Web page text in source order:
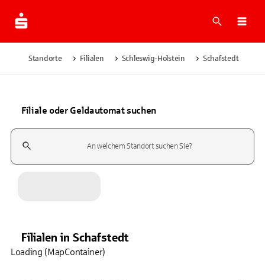
Suche
Standorte Filialen Schleswig-Holstein Schafstedt
Filiale oder Geldautomat suchen
Suchfeld
Filialen in Schafstedt
Loading (MapContainer)